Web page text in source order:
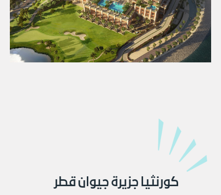
كورنثيا جزيرة جيوان قطر